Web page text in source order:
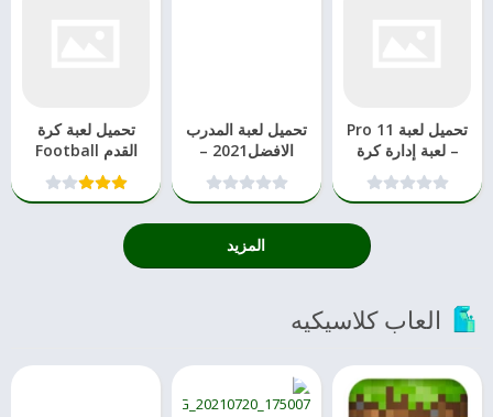
تحميل لعبة Pro 11
– لعبة إدارة كرة
القدم
تحميل لعبة المدرب
الافضل2021 –
Online Soccer
Manager
تحميل لعبة كرة
القدم Football
Strike –
Multiplayer
المزيد
العاب كلاسيكيه